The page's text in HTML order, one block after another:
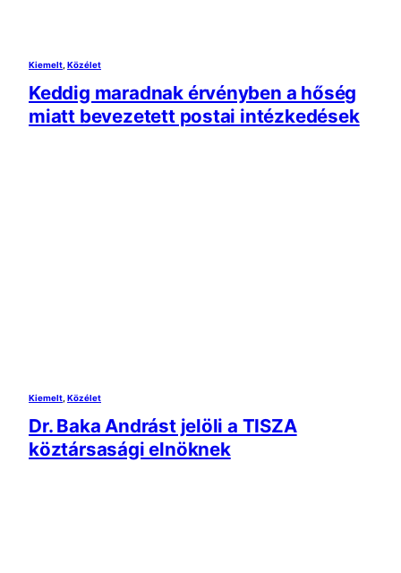
Kiemelt Közélet
Keddig maradnak érvényben a hőség
miatt bevezetett postai intézkedések
Kiemelt Közélet
Dr. Baka Andrást jelöli a TISZA
köztársasági elnöknek